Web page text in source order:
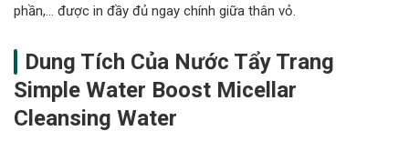
phần,… được in đầy đủ ngay chính giữa thân vỏ.
Dung Tích Của Nước Tẩy Trang
Simple Water Boost Micellar
Cleansing Water